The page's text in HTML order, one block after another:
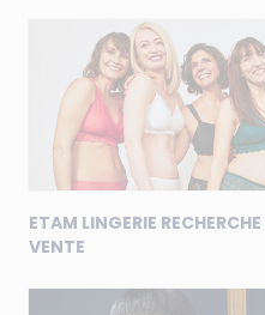
ETAM LINGERIE
VENTE